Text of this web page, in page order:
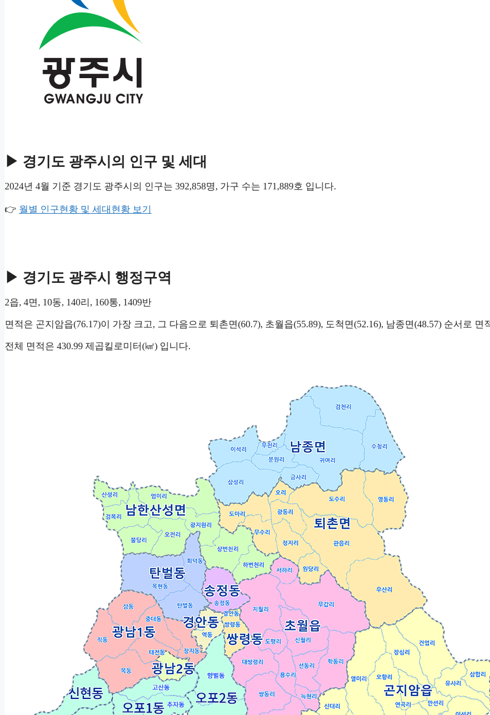
▶ 경기도 광주시의 인구 및 세대
2024년 4월 기준 경기도 광주시의 인구는 392,858명, 가구 수는 171,889호 입니다.
👉 월별 인구현황 및 세대현황 보기
▶ 경기도 광주시 행정구역
2읍, 4면, 10동, 140리, 160통, 1409반
면적은 곤지암읍(76.17)이 가장 크고, 그 다음으로 퇴촌면(60.7), 초월읍(55.89), 도척면(52.16), 남종면(48.57) 순서로
전체 면적은 430.99 제곱킬로미터(㎢) 입니다.